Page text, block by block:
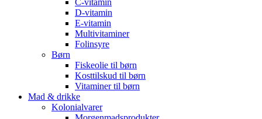
C-vitamin
D-vitamin
E-vitamin
Multivitaminer
Folinsyre
Børn
Fiskeolie til børn
Kosttilskud til børn
Vitaminer til børn
Mad & drikke
Kolonialvarer